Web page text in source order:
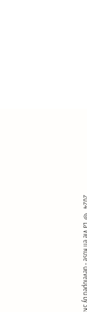
2024 ©La Vie